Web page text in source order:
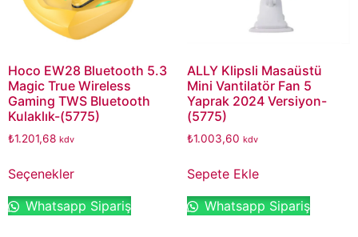
Hoco EW28 Bluetooth 5.3
Magic True Wireless
Gaming TWS Bluetooth
Kulaklık-(5775)
₺1.201,68 kdv
Seçenekler
Whatsapp Sipariş
ALLY Klipsli Masaüstü
Mini Vantilatör Fan 5
Yaprak 2024 Versiyon-
(5775)
₺1.003,60 kdv
Sepete Ekle
Whatsapp Sipariş